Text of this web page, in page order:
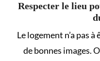
Respecter le lieu
Le logement n’a pas
de bonnes images.